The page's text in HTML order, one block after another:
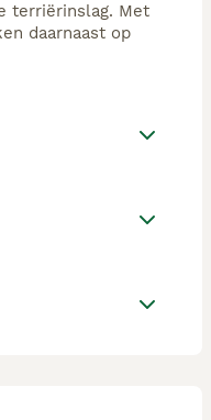
terriërinslag. Met
daarnaast op